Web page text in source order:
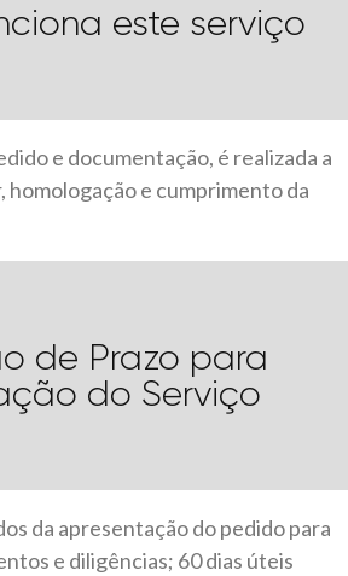
este serviço
e documentação, é realizada a
homologação e cumprimento da
de Prazo para
do Serviço
da apresentação do pedido para
e diligências; 60 dias úteis